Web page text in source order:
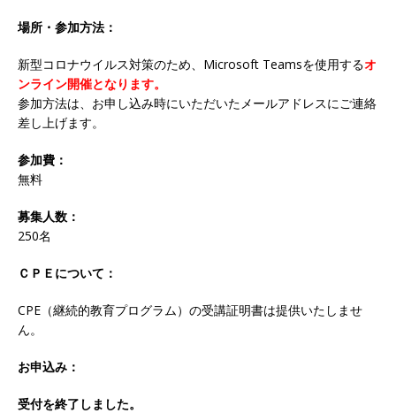
場所・参加方法：
新型コロナウイルス対策のため、Microsoft Teamsを使用するオ
ンライン開催となります。
参加方法は、お申し込み時にいただいたメールアドレスにご連絡
差し上げます。
参加費：
無料
募集人数：
250名
ＣＰＥについて：
CPE（継続的教育プログラム）の受講証明書は提供いたしませ
ん。
お申込み：
受付を終了しました。